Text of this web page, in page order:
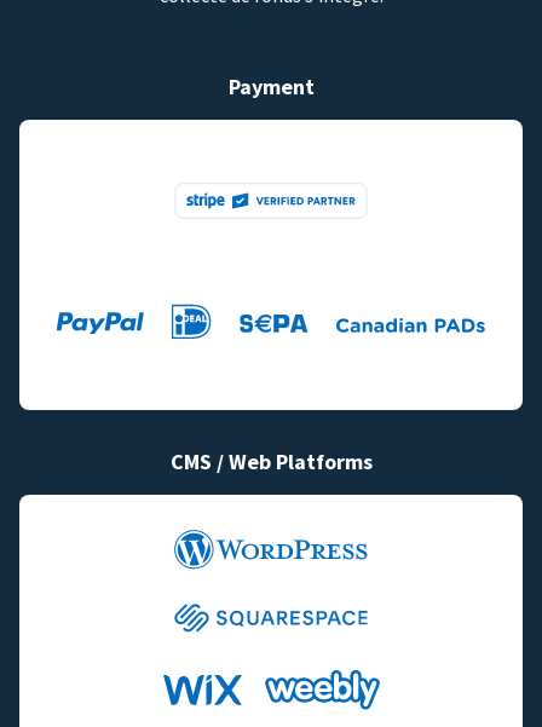
Payment
CMS / Web Platforms